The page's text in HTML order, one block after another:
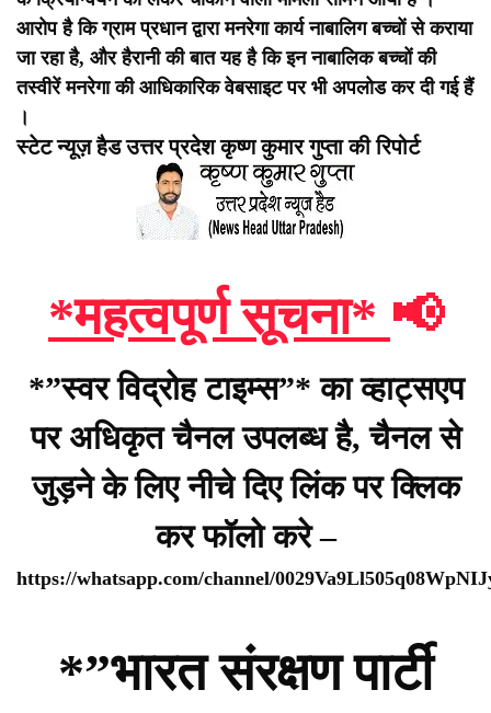
आरोप है कि ग्राम प्रधान द्वारा मनरेगा कार्य नाबालिग बच्चों से कराया
जा रहा है, और हैरानी की बात यह है कि इन नाबालिक बच्चों की
तस्वीरें मनरेगा की आधिकारिक वेबसाइट पर भी अपलोड कर दी गई हैं
।
स्टेट न्यूज़ हैड उत्तर प्रदेश कृष्ण कुमार गुप्ता की रिपोर्ट
*महत्वपूर्ण सूचना* 📢
*”स्वर विद्रोह टाइम्स”* का व्हाट्सएप
पर अधिकृत चैनल उपलब्ध है, चैनल से
जुड़ने के लिए नीचे दिए लिंक पर क्लिक
कर फॉलो करे –
https://whatsapp.com/channel/
*”भारत संरक्षण पार्टी